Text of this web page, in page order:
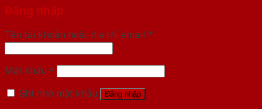
Đăng nhập
Tên tài khoản hoặc địa chỉ email *
Mật khẩu *
Ghi nhớ mật khẩu
Đăng nhập